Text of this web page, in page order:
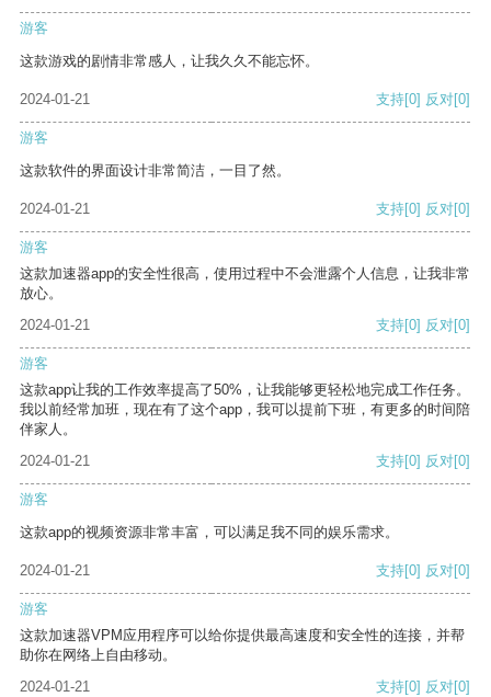
游客
这款游戏的剧情非常感人，让我久久不能忘怀。
2024-01-21 支持[0] 反对[0]
游客
这款软件的界面设计非常简洁，一目了然。
2024-01-21 支持[0] 反对[0]
游客
这款加速器app的安全性很高，使用过程中不会泄露个人信息，让我非常
放心。
2024-01-21
支持[0] 反对[0]
游客
这款app让我的工作效率提高了50%，让我能够更轻松地完成工作任务。
我以前经常加班，现在有了这个app，我可以提前下班，有更多的时间陪
伴家人。
2024-01-21
支持[0] 反对[0]
游客
这款app的视频资源非常丰富，可以满足我不同的娱乐需求。
2024-01-21 支持[0] 反对[0]
游客
这款加速器VPM应用程序可以给你提供最高速度和安全性的连接，并帮
助你在网络上自由移动。
2024-01-21
支持[0] 反对[0]